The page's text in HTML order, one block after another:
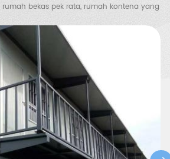
bekas pek rata, rumah kontena yang
vila keluli, gudang struktur keluli, gudang
alih, rumah pengawal dll.